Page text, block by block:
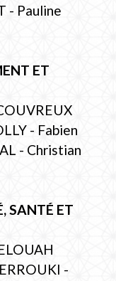
- Pauline
ET
- Fabien
- Christian
SANTÉ ET
-